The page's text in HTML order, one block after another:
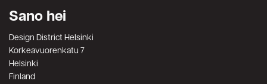
Sano hei
Design District Helsinki
Korkeavuorenkatu 7
Helsinki
Finland